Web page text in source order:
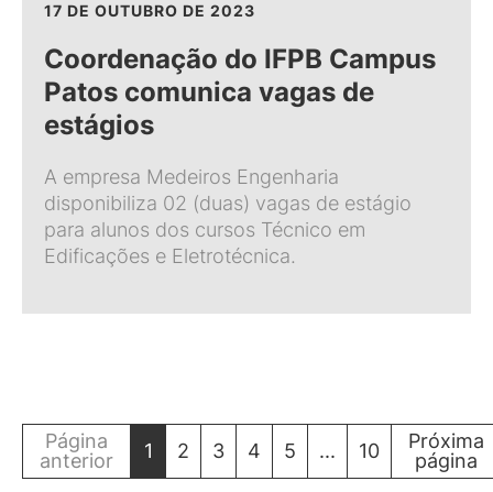
17 DE OUTUBRO DE 2023
Coordenação do IFPB Campus
Patos comunica vagas de
estágios
A empresa Medeiros Engenharia
disponibiliza 02 (duas) vagas de estágio
para alunos dos cursos Técnico em
Edificações e Eletrotécnica.
Página
anterior
1 2 3 4 5 ... 10
Próxima
página